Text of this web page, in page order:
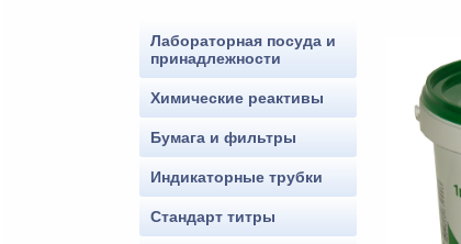
Лабораторная посуда и
принадлежности
Химические реактивы
Бумага и фильтры
Индикаторные трубки
Стандарт титры